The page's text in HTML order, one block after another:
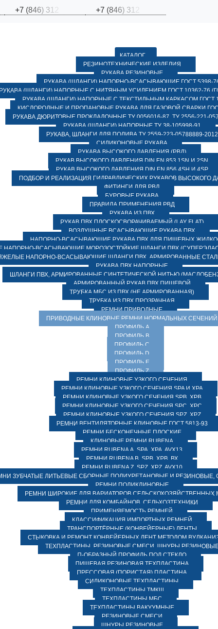
+7 (846) 31 +7 (846) 31
КАТАЛОГ
РЕЗИНОТЕХНИЧЕСКИЕ ИЗДЕЛИЯ
РУКАВА РЕЗИНОВЫЕ
РУКАВА (ШЛАНГИ) НАПОРНО-ВСАСЫВАЮЩИЕ ГОСТ 5398-
(ШЛАНГИ) НАПОРНЫЕ С НИТЯНЫМ УСИЛЕНИЕМ ГОСТ 10362-76
РУКАВА (ШЛАНГИ) НАПОРНЫЕ С ТЕКСТИЛЬНЫМ КАРКАСОМ ГОСТ
КИСЛОРОДНЫЕ И ПРОПАНОВЫЕ РУКАВА ДЛЯ ГАЗОВОЙ СВАРКИ
РУКАВА ДЮРИТОВЫЕ ПРОКЛАДОЧНЫЕ ТУ 0056016-87, ТУ 2556-221-
РУКАВА (ШЛАНГИ) НАПОРНЫЕ ТУ 38-105998-91
РУКАВА, ШЛАНГИ ДЛЯ ПОЛИВА ТУ 2559-223-05788889-2012
СИЛИКОНОВЫЕ РУКАВА
РУКАВА ВЫСОКОГО ДАВЛЕНИЯ (РВД)
РУКАВ ВЫСОКОГО ДАВЛЕНИЯ DIN EN 853 1SN И 2SN
РУКАВ ВЫСОКОГО ДАВЛЕНИЯ DIN EN 856 4SH И 4SP
ПОДБОР И РЕАЛИЗАЦИЯ ГИДРАВЛИЧЕСКИХ РУКАВОВ ВЫСОКОГО
ФИТИНГИ ДЛЯ РВД
БУРОВЫЕ РУКАВА
ПРАВИЛА ПРИМЕНЕНИЯ РВД
РУКАВА ИЗ ПВХ
РУКАВ ПВХ ПЛОСКОСВОРАЧИВАЕМЫЙ (LAY FLAT)
ВОЗДУШНЫЕ ВСАСЫВАЮЩИЕ РУКАВА ПВХ
НАПОРНО-ВСАСЫВАЮЩИЕ РУКАВА ПВХ ДЛЯ ПИЩЕВЫХ
НАПОРНО-ВСАСЫВАЮЩИЕ МОРОЗОСТОЙКИЕ ШЛАНГИ ПВХ
НАПОРНО-ВСАСЫВАЮЩИЕ ШЛАНГИ ПВХ, АРМИРОВАННЫЕ
РУКАВА ПВХ НАПОРНЫЕ
ШЛАНГИ ПВХ, АРМИРОВАННЫЕ СИНТЕТИЧЕСКОЙ НИТЬЮ
АРМИРОВАННЫЙ РУКАВ ПВХ ПИЩЕВОЙ
ТРУБКА МБС ИЗ ПВХ (НЕ АРМИРОВАННАЯ)
ТРУБКА ИЗ ПВХ ПРОЗРАЧНАЯ
РЕМНИ ПРИВОДНЫЕ
ПРИВОДНЫЕ КЛИНОВЫЕ РЕМНИ НОРМАЛЬНЫХ СЕЧЕНИЙ
ПРОФИЛЬ A
ПРОФИЛЬ B
ПРОФИЛЬ C
ПРОФИЛЬ D
ПРОФИЛЬ E
ПРОФИЛЬ Z
РЕМНИ КЛИНОВЫЕ УЗКОГО СЕЧЕНИЯ
РЕМНИ КЛИНОВЫЕ УЗКОГО СЕЧЕНИЯ SPA И XPA
РЕМНИ КЛИНОВЫЕ УЗКОГО СЕЧЕНИЯ SPB, XPB
РЕМНИ КЛИНОВЫЕ УЗКОГО СЕЧЕНИЯ SPC, XPC
РЕМНИ КЛИНОВЫЕ УЗКОГО СЕЧЕНИЯ SPZ, XPZ
РЕМНИ ВЕНТИЛЯТОРНЫЕ КЛИНОВЫЕ ГОСТ 5813-93
РЕМНИ БЕСКОНЕЧНЫЕ ПЛОСКИЕ
КЛИНОВЫЕ РЕМНИ RUBENA
РЕМНИ RUBENA А, SPA, XPA, AVX13
РЕМНИ RUBENA В, SPВ, ХPВ, ВХ
РЕМНИ RUBENA Z, SPZ, XPZ, AVX10
ЗУБЧАТЫЕ ЛИТЬЕВЫЕ СБОРНЫЕ ПОЛИУРЕТАНОВЫЕ И РЕЗИНОВЫЕ,
РЕМНИ ПОЛИКЛИНОВЫЕ
РЕМНИ ШИРОКИЕ ДЛЯ ВАРИАТОРОВ СЕЛЬСКОХОЗЯЙСТВЕННЫХ
РЕМНИ ДЛЯ КОМБАЙНОВ, СЕЛЬХОЗТЕХНИКИ
ПРИМЕНЯЕМОСТЬ РЕМНЕЙ
КЛАССИФИКАЦИЯ ИМПОРТНЫХ РЕМНЕЙ
ТРАНСПОРТЁРНЫЕ (КОНВЕЙЕРНЫЕ) ЛЕНТЫ
СТЫКОВКА И РЕМОНТ КОНВЕЙЕРНЫХ ЛЕНТ МЕТОДОМ
ТЕХПЛАСТИНЫ, РЕЗИНОВЫЕ СМЕСИ, ШНУРЫ
П-ОБРАЗНЫЙ ПРОФИЛЬ ПОД СТЕКЛО
ПИЩЕВАЯ РЕЗИНОВАЯ ТЕХПЛАСТИНА
ПРЕССОВАЯ (ПОРИСТАЯ) ПЛАСТИНА
СИЛИКОНОВЫЕ ТЕХПЛАСТИНЫ
ТЕХПЛАСТИНЫ ТМКЩ
ТЕХПЛАСТИНЫ МБС
ТЕХПЛАСТИНЫ ВАКУУМНЫЕ
РЕЗИНОВЫЕ СМЕСИ
ШНУРЫ РЕЗИНОВЫЕ